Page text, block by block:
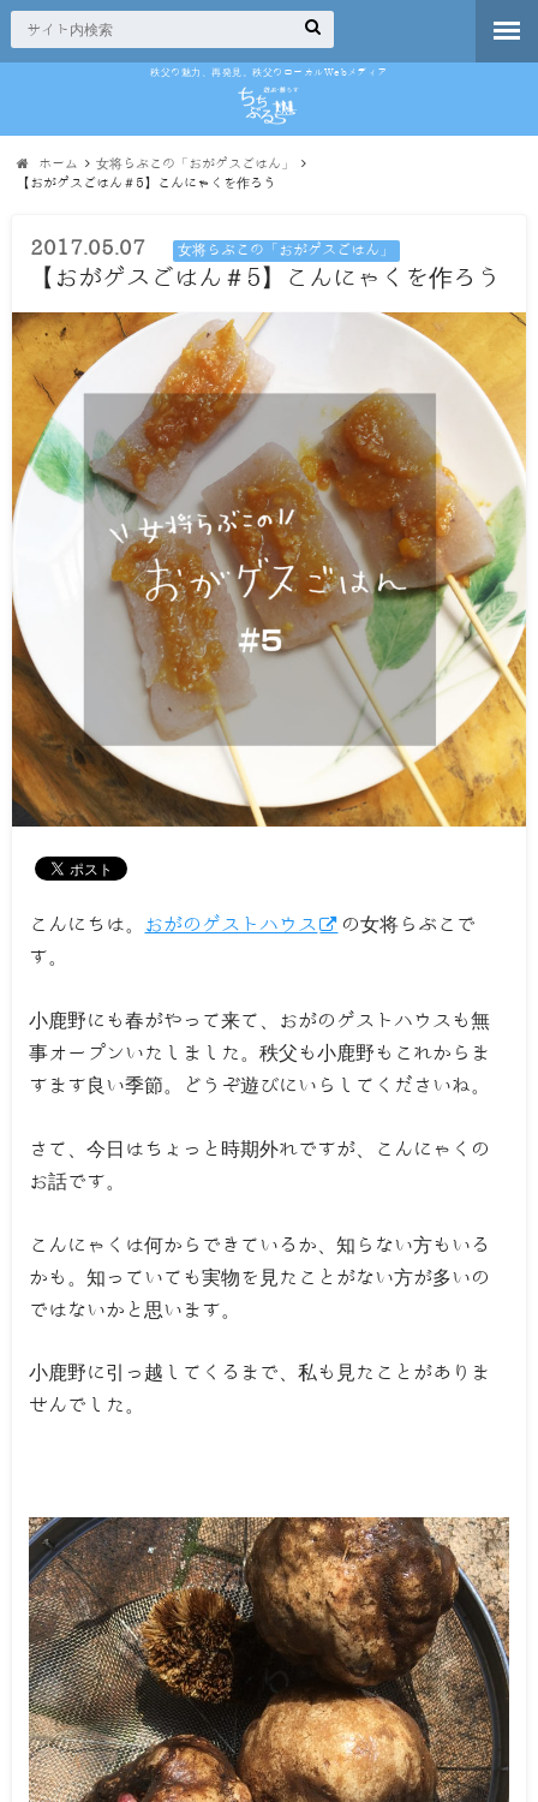
秩父の魅力、再発見。秩父のローカルWebメディア
ホーム
女将らぶこの「おがゲスごはん」
【おがゲスごはん＃5】こんにゃくを作ろう
2017.05.07 女将らぶこの「おがゲスごはん」
【おがゲスごはん＃5】こんにゃくを作ろう
こんにちは。 おがのゲストハウス
の女将らぶこで
す。
小鹿野にも春がやって来て、おがのゲストハウスも無
事オープンいたしました。秩父も小鹿野もこれからま
すます良い季節。どうぞ遊びにいらしてくださいね。
さて、今日はちょっと時期外れですが、こんにゃくの
お話です。
こんにゃくは何からできているか、知らない方もいる
かも。知っていても実物を見たことがない方が多いの
ではないかと思います。
小鹿野に引っ越してくるまで、私も見たことがありま
せんでした。